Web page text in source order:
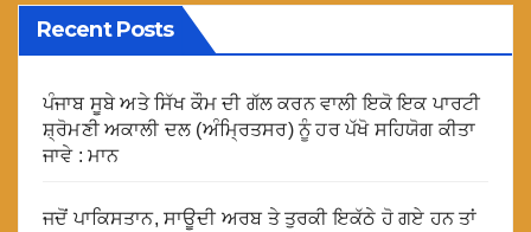
Recent Posts
ਪੰਜਾਬ ਸੂਬੇ ਅਤੇ ਸਿੱਖ ਕੌਮ ਦੀ ਗੱਲ ਕਰਨ ਵਾਲੀ ਇਕੋ ਇਕ ਪਾਰਟੀ
ਸ਼੍ਰੋਮਣੀ ਅਕਾਲੀ ਦਲ (ਅੰਮ੍ਰਿਤਸਰ) ਨੂੰ ਹਰ ਪੱਖੋ ਸਹਿਯੋਗ ਕੀਤਾ
ਜਾਵੇ : ਮਾਨ
ਜਦੋਂ ਪਾਕਿਸਤਾਨ, ਸਾਊਦੀ ਅਰਬ ਤੇ ਤੁਰਕੀ ਇਕੱਠੇ ਹੋ ਗਏ ਹਨ ਤਾਂ